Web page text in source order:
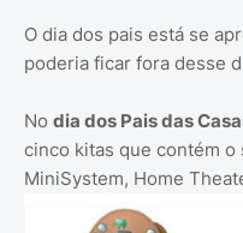
O dia dos pais está se
poderia ficar fora desse
No dia dos Pais das
cinco kitas que contém o
MiniSystem, Home